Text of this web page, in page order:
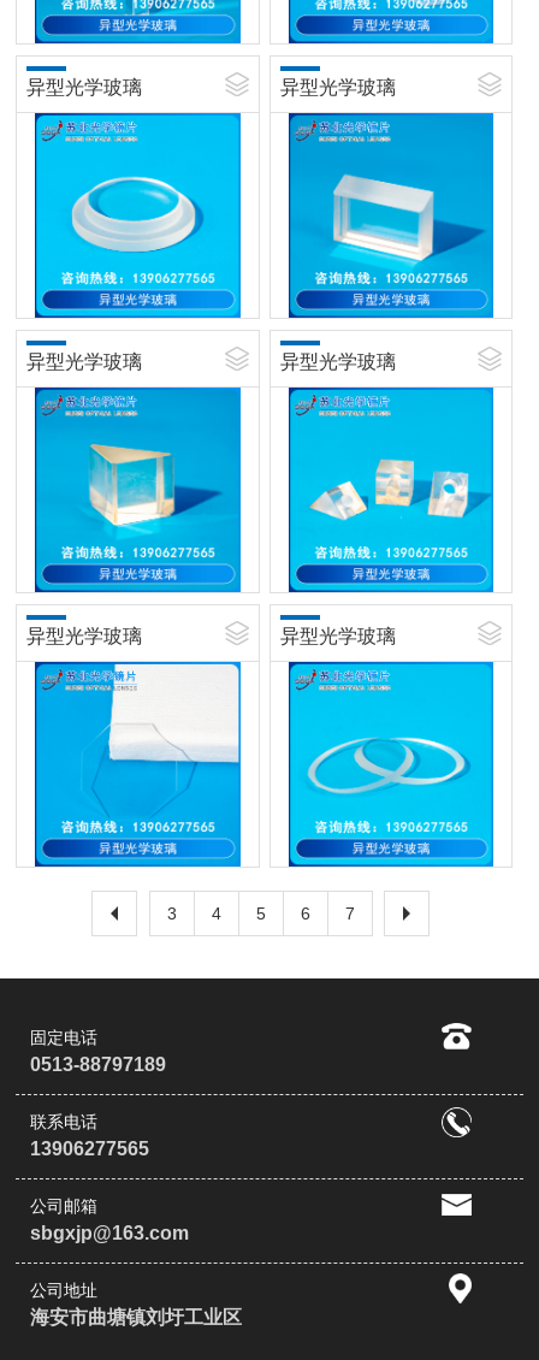
异型光学玻璃 异型光学玻璃
异型光学玻璃 异型光学玻璃
异型光学玻璃 异型光学玻璃
3 4 5 6 7
固定电话
0513-88797189
联系电话
13906277565
公司邮箱
sbgxjp@163.com
公司地址
海安市曲塘镇刘圩工业区